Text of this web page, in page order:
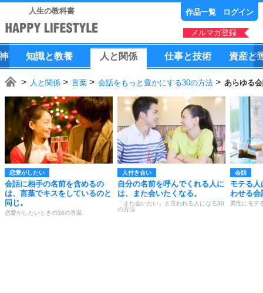
人生の教科書 作品一覧 ログイン
メルマガ登録
知識と教養 人 と 関係 仕事と技術 資産と
人と関係 言葉 会話をもっと豊かにする30の方法 あらゆる
恋愛がしたい
会話に相手の名前を含めるの
は、言葉でキスをしているのと
同じ。
恋愛がしたいときの30の言葉
人付き合い
自分の名前を呼んでくれる人に
は、また会いたくなる。
「また会いたい」と言われる人になる30
の方法
会話
モテる
わせる会
異性にモテ